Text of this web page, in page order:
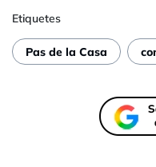
Etiquetes
Pas de la Casa